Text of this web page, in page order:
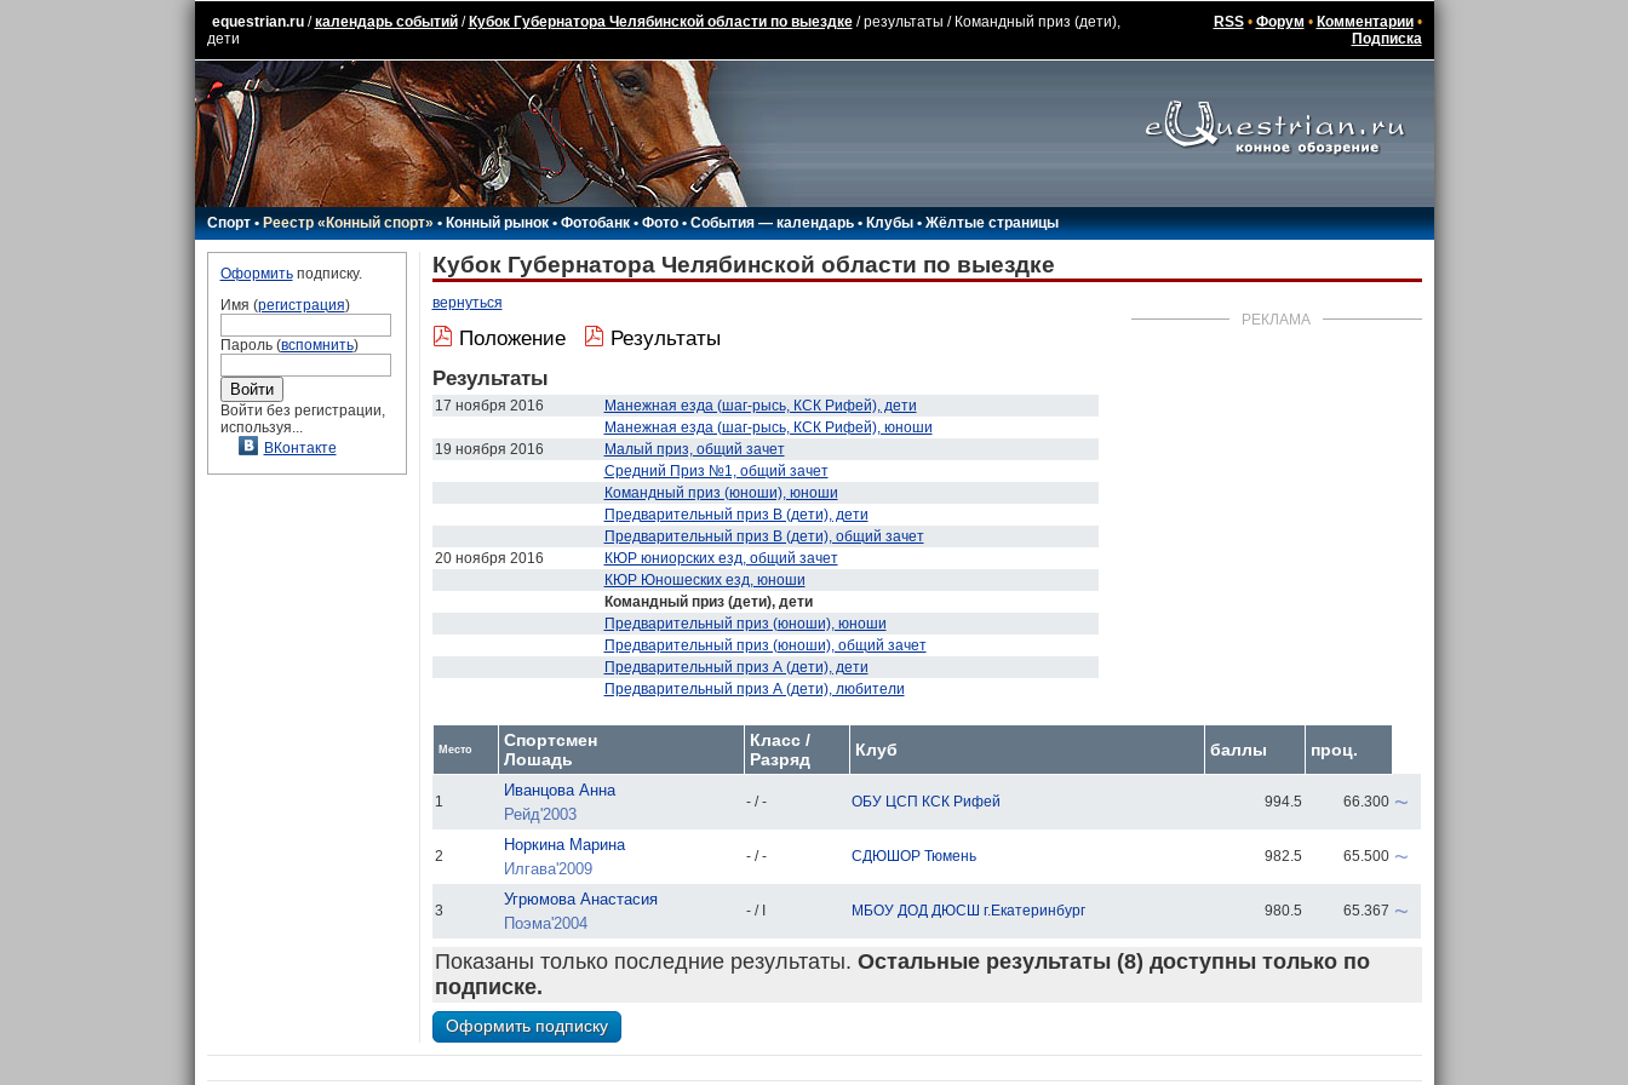
equestrian.ru/календарь событий/ Кубок Губернатора Челябинской области по выездке/ результаты / Командный приз (дети),
дети
RSS• Форум • Комментарии•
Подписка
Спорт•Реестр «Конный спорт»•Конный рынок•Фотобанк •Фото•События — календарь•Клубы •Жёлтые страницы
Оформитьподписку.
Имя (регистрация)
Пароль (вспомнить)
Войти без регистрации,
используя...
ВКонтакте
Кубок Губернатора Челябинской области по выездке
вернуться
РЕКЛАМА
Положение Результаты
Результаты
17 ноября 2016
Манежная езда (шаг-рысь, КСК Рифей), дети
Манежная езда (шаг-рысь, КСК Рифей), юноши
19 ноября 2016
Малый приз, общий зачет
Средний Приз №1, общий зачет
Командный приз (юноши), юноши
Предварительный приз В (дети), дети
Предварительный приз В (дети), общий зачет
20 ноября 2016
КЮР юниорских езд, общий зачет
КЮР Юношеских езд, юноши
Командный приз (дети), дети
Предварительный приз (юноши), юноши
Предварительный приз (юноши), общий зачет
Предварительный приз А (дети), дети
Предварительный приз А (дети), любители
Место
Спортсмен
Лошадь
Класс /
Разряд
Клуб баллы проц.
1
Иванцова Анна
Рейд'2003
- / - ОБУ ЦСП КСК Рифей 994.5 66.300 ~
2
Норкина Марина
Илгава'2009
- / - СДЮШОР Тюмень 982.5 65.500 ~
3
Угрюмова Анастасия
Поэма'2004
- / I МБОУ ДОД ДЮСШ г.Екатеринбург 980.5 65.367 ~
Показаны только последние результаты. Остальные результаты (8) доступны только по
подписке.